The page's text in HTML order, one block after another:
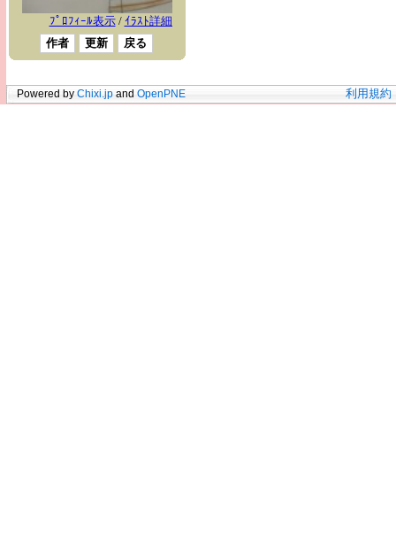
Powered by Chixi.jp and OpenPNE 利用規約